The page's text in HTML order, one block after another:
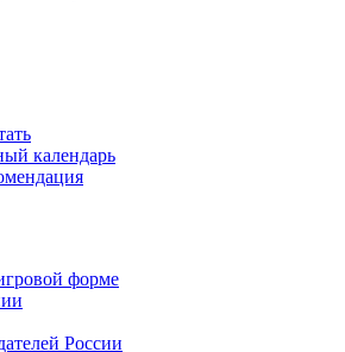
календарь
форме
России